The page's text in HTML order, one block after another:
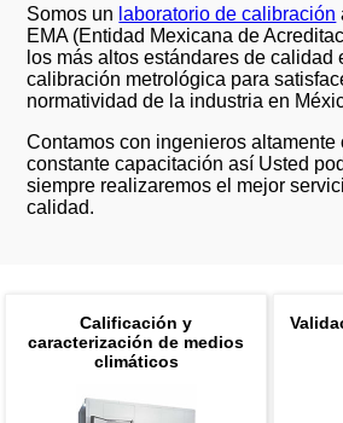
Somos un laboratorio de calibración
EMA (Entidad Mexicana de
los más altos estándares de calidad
calibración metrológica para
normatividad de la industria en
Contamos con ingenieros altamente
constante capacitación así Usted
siempre realizaremos el mejor
calidad.
Calificación y
caracterización de medios
climáticos